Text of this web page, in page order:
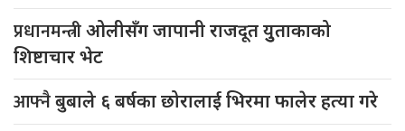
प्रधानमन्त्रीओलीसँग जापानी राजदूत युुताकाको
शिष्टाचार भेट
आफ्नैबुबाले ६ बर्षका छोरालाई भिरमा फालेर हत्या गरे